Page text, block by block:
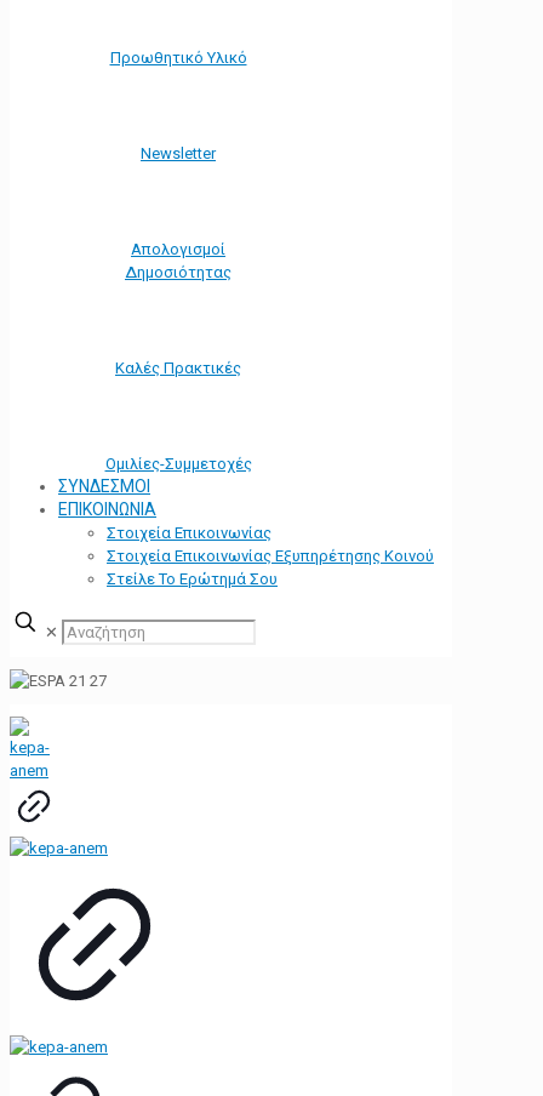
Προωθητικό Υλικό
Νewsletter
Απολογισμοί
Δημοσιότητας
Καλές Πρακτικές
Ομιλίες-Συμμετοχές
ΣΥΝΔΕΣΜΟΙ
ΕΠΙΚΟΙΝΩΝΙΑ
Στοιχεία Επικοινωνίας
Στοιχεία Επικοινωνίας Εξυπηρέτησης Κοινού
Στείλε Το Ερώτημά Σου
✕